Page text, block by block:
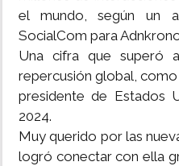
el mundo, según un
SocialCom para
Una cifra que superó
repercusión global,
presidente de Estados
2024.
Muy querido por las
logró conectar con ella